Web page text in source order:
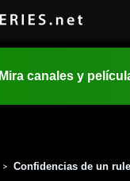
Mira canales y
> Confidencias de un